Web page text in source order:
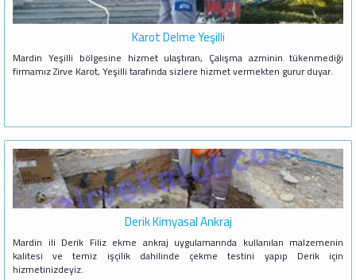
Karot Delme Yeşilli
Mardin Yeşilli bölgesine hizmet ulaştıran, Çalışma azminin tükenmediği
firmamız Zirve Karot, Yeşilli tarafında sizlere hizmet vermekten gurur duyar.
Derik Kimyasal Ankraj
Mardin ili Derik Filiz ekme ankraj uygulamarında kullanılan malzemenin
kalitesi ve temiz işçilik dahilinde çekme testini yapıp Derik için
hizmetinizdeyiz.